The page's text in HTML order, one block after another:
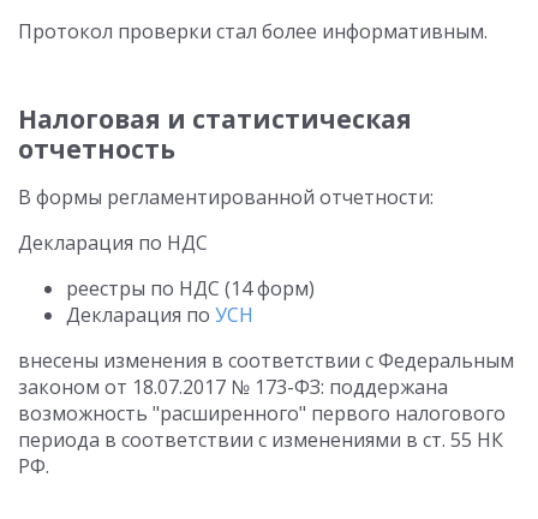
Протокол проверки стал более информативным.
Налоговая и статистическая
отчетность
В формы регламентированной отчетности:
Декларация по НДС
реестры по НДС (14 форм)
Декларация по УСН
внесены изменения в соответствии с Федеральным
законом от 18.07.2017 № 173-ФЗ: поддержана
возможность "расширенного" первого налогового
периода в соответствии с изменениями в ст. 55 НК
РФ.